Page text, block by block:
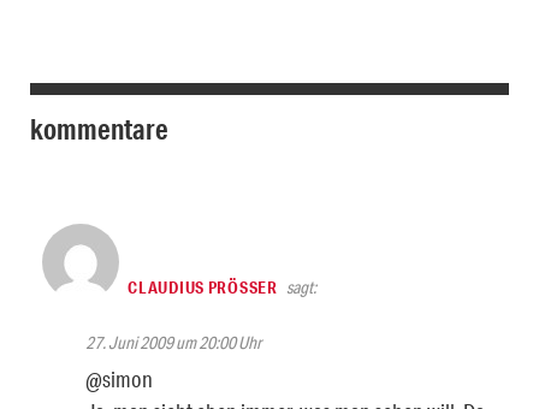
kommentare
CLAUDIUS PRÖSSER sagt:
27. Juni 2009 um 20:00 Uhr
@simon